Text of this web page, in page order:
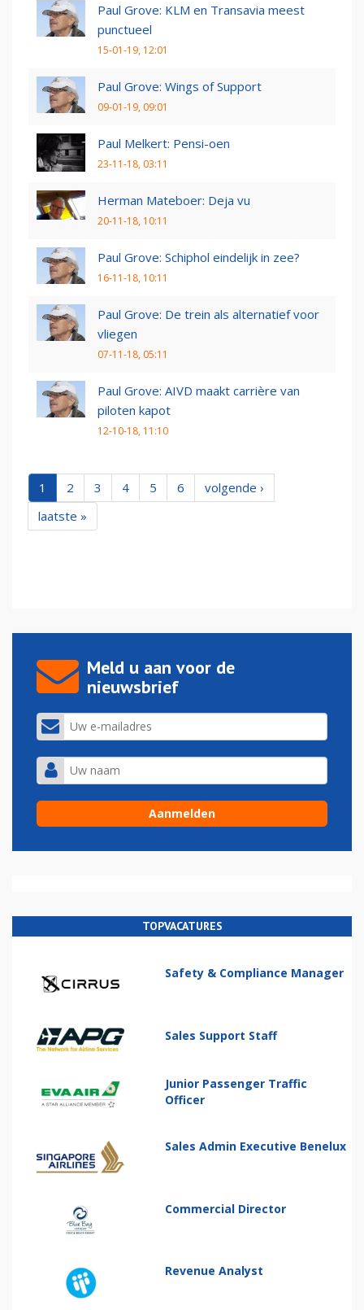
Paul Grove: KLM en Transavia meest
punctueel
15-01-19, 12:01
Paul Grove: Wings of Support
09-01-19, 09:01
Paul Melkert: Pensi-oen
23-11-18, 03:11
Herman Mateboer: Deja vu
20-11-18, 10:11
Paul Grove: Schiphol eindelijk in zee?
16-11-18, 10:11
Paul Grove: De trein als alternatief voor
vliegen
07-11-18, 05:11
Paul Grove: AIVD maakt carrière van
piloten kapot
12-10-18, 11:10
1 2 3 4 5 6
volgende ›
laatste »
Meld u aan voor de
nieuwsbrief
TOPVACATURES
Safety & Compliance Manager
Sales Support Staff
Junior Passenger Traffic
Officer
Sales Admin Executive Benelux
Commercial Director
Revenue Analyst